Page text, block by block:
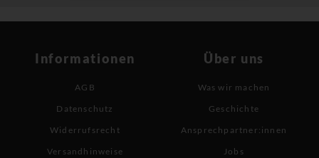
Informationen
AGB
Datenschutz
Widerrufsrecht
Versandhinweise
Über uns
Was wir machen
Geschichte
Ansprechpartner:innen
Jobs